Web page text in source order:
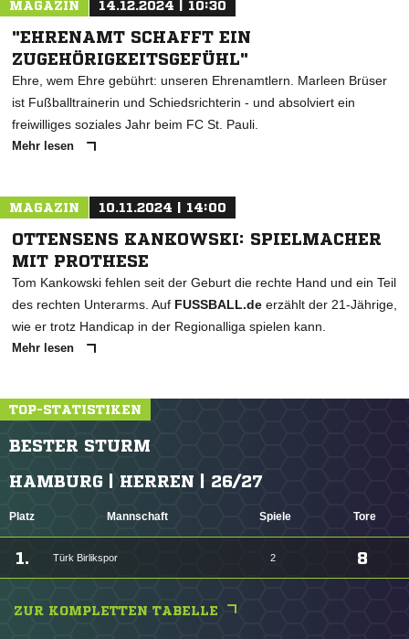
MAGAZIN 14.12.2024 | 10:30
"EHRENAMT SCHAFFT EIN
ZUGEHÖRIGKEITSGEFÜHL"
Ehre, wem Ehre gebührt: unseren Ehrenamtlern. Marleen Brüser
ist Fußballtrainerin und Schiedsrichterin - und absolviert ein
freiwilliges soziales Jahr beim FC St. Pauli.
Mehr lesen
MAGAZIN 10.11.2024 | 14:00
OTTENSENS KANKOWSKI: SPIELMACHER
MIT PROTHESE
Tom Kankowski fehlen seit der Geburt die rechte Hand und ein Teil
des rechten Unterarms. Auf FUSSBALL.de erzählt der 21-Jährige,
wie er trotz Handicap in der Regionalliga spielen kann.
Mehr lesen
TOP-STATISTIKEN
BESTER STURM
HAMBURG | HERREN | 26/27
Platz Mannschaft Spiele Tore
1. Türk Birlikspor 2 8
ZUR KOMPLETTEN TABELLE